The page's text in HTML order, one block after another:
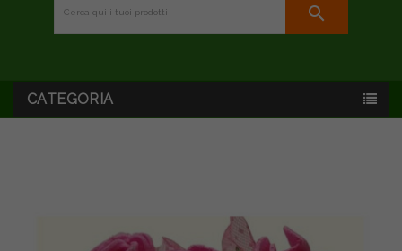
search
CATEGORIA